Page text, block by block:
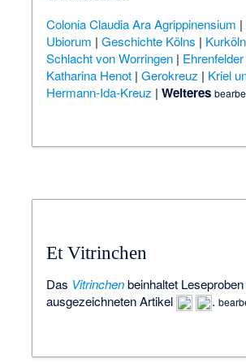
Colonia Claudia Ara Agrippinensium |
Ubiorum |Geschichte Kölns | Kurköln
Schlacht von Worringen |
Katharina Henot |Gerokreuz | Kriel
Hermann-Ida-Kreuz |Weiteres
Et Vitrinchen
Das Vitrinchenbeinhaltet
ausgezeichnetenArtikel .